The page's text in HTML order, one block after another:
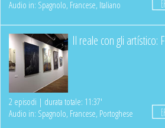
Audio in: Spagnolo, Francese, Italiano
Il reale con gli artístico:
2 episodi | durata totale: 11:37'
Audio in: Spagnolo, Francese, Portoghese